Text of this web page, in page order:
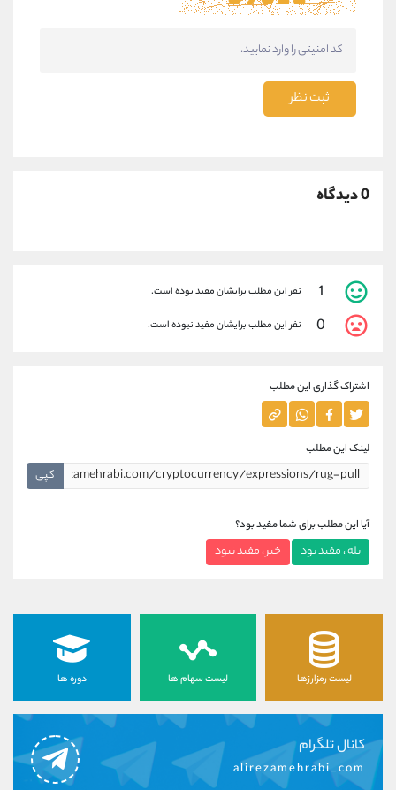
ثبت نظر
0 دیدگاه
1 نفر این مطلب برایشان مفید بوده است.
0 نفر این مطلب برایشان مفید نبوده است.
اشتراک گذاری این مطلب
لینک این مطلب
کپی
آیا این مطلب برای شما مفید بود؟
بله ، مفید بود خیر ، مفید نبود
لیست رمزارزها لیست سهام ها دوره ها
کانال تلگرام
alirezamehrabi_com